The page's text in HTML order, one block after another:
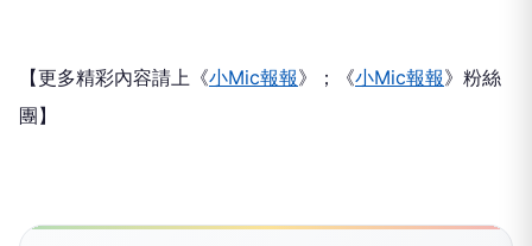
【更多精彩內容請上《小Mic報報》；《小Mic報報》粉絲
團】